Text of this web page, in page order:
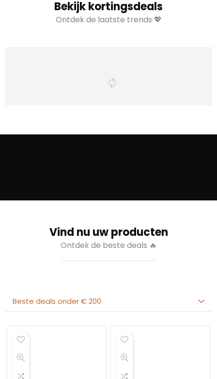
Bekijk kortingsdeals
Ontdek de laatste trends 💖
Vind nu uw producten
Ontdek de beste deals 🔥
Beste deals onder € 200